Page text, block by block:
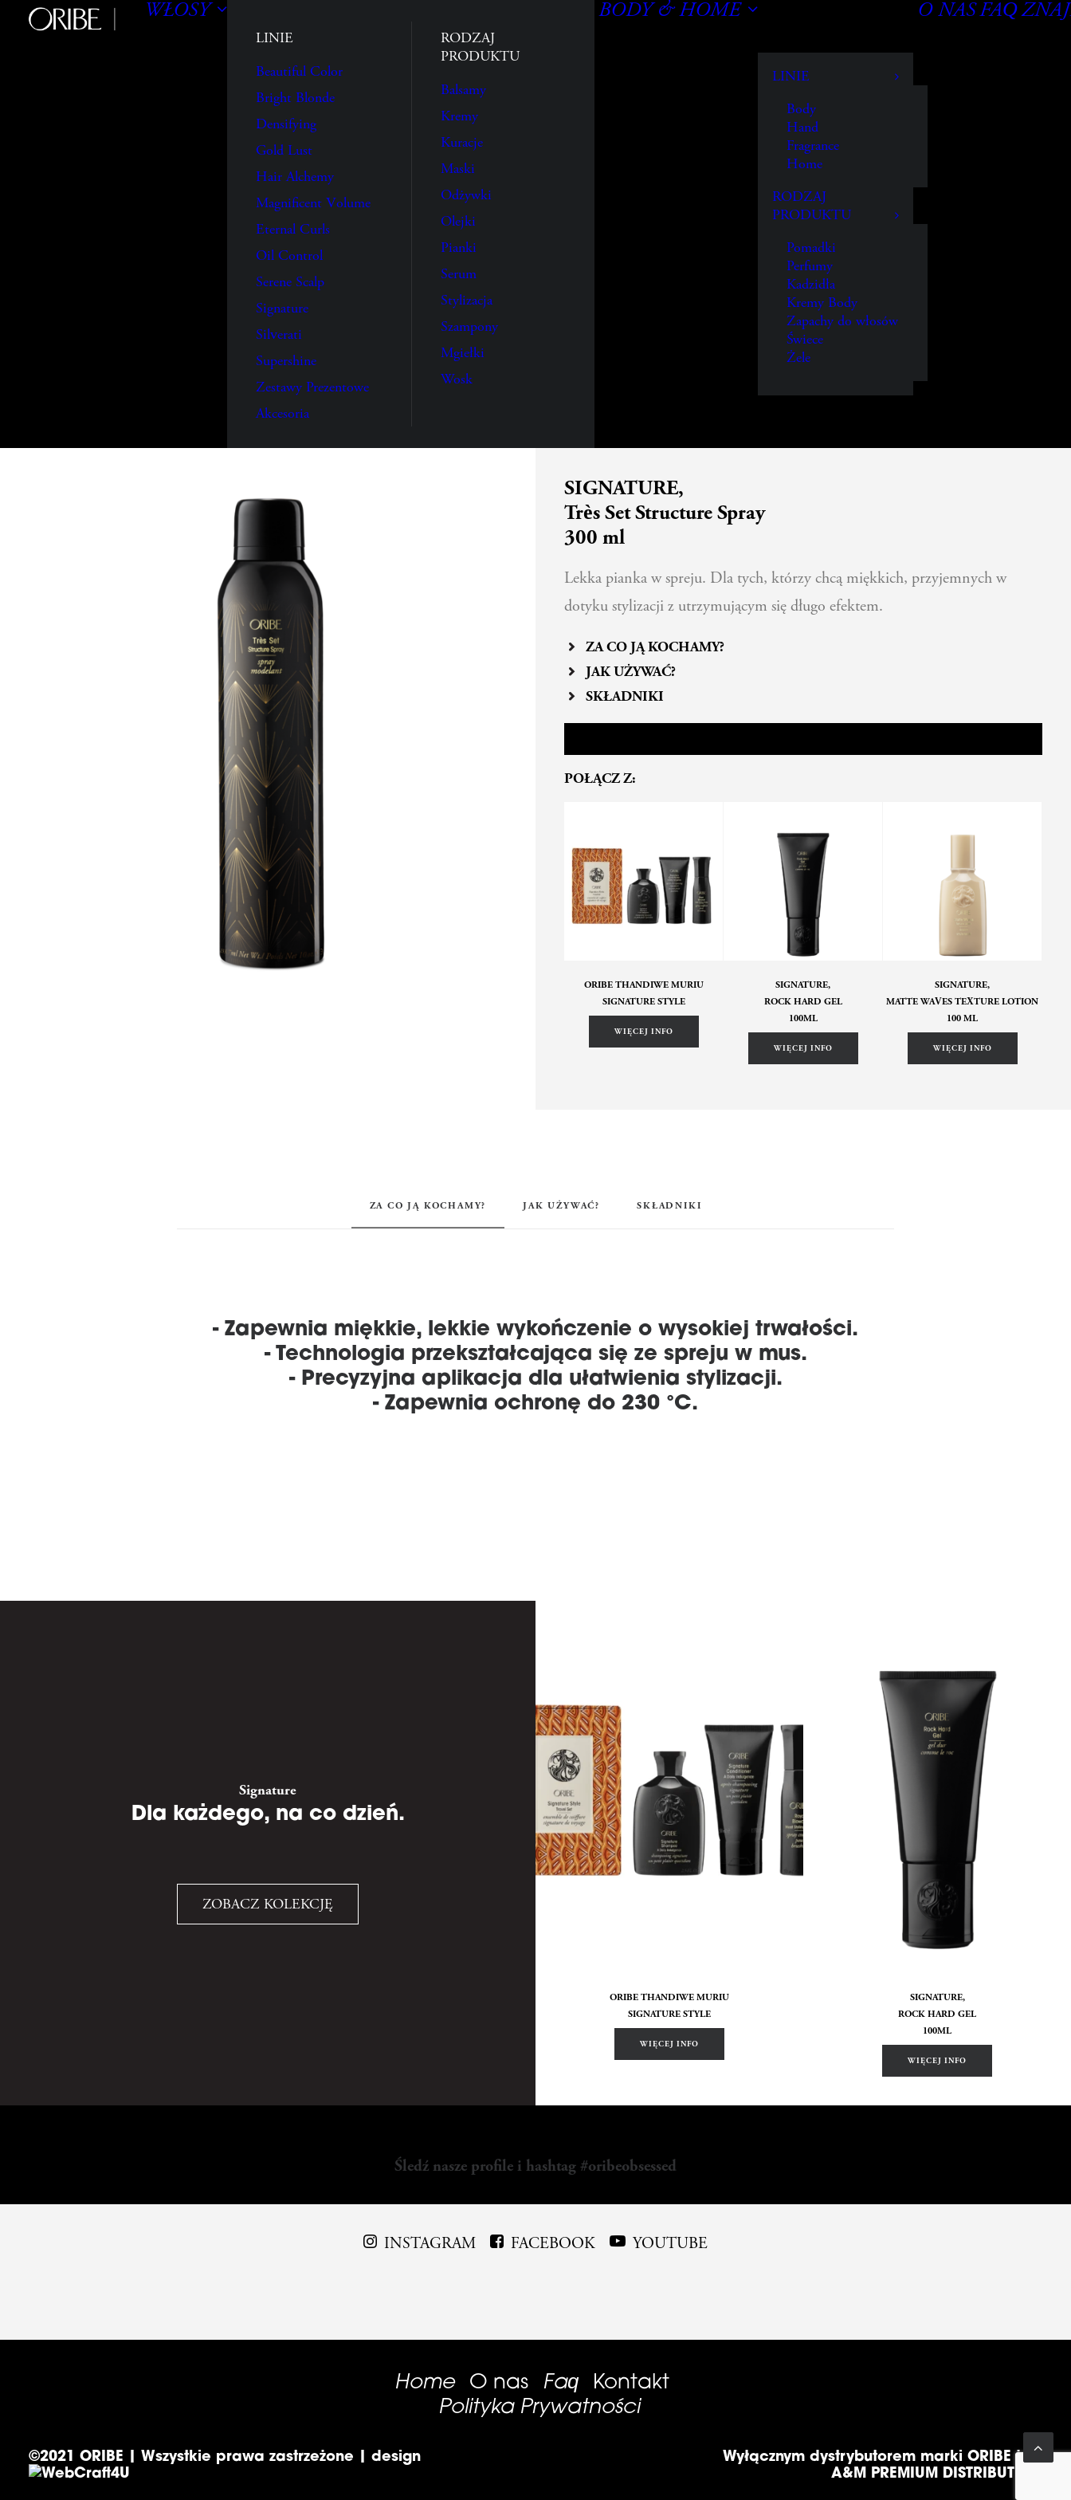
WŁOSY
LINIE
Beautiful Color
Bright Blonde
Densifying
Gold Lust
Hair Alchemy
Magnificent Volume
Eternal Curls
Oil Control
Serene Scalp
Signature
Silverati
Supershine
Zestawy Prezentowe
Akcesoria
RODZAJ
PRODUKTU
Balsamy
Kremy
Kuracje
Maski
Odżywki
Olejki
Pianki
Serum
Stylizacja
Szampony
Mgiełki
Wosk
BODY & HOME
LINIE
Body
Hand
Fragrance
Home
RODZAJ
PRODUKTU
Pomadki
Perfumy
Kadzidła
Kremy Body
Zapachy do włosów
Świece
Żele
O NASFAQ
SIGNATURE,
Très Set Structure Spray
300 ml
Lekka pianka w spreju. Dla tych, którzy chcą miękkich, przyjemnych w
dotyku stylizacji z utrzymującym się długo efektem.
ZA CO JĄ KOCHAMY?
JAK UŻYWAĆ?
SKŁADNIKI
POŁĄCZ Z:
ORIBE THANDIWE MURIU
SIGNATURE STYLE
WIĘCEJ INFO
SIGNATURE,
ROCK HARD GEL
100ML
WIĘCEJ INFO
SIGNATURE,
MATTE WAVES TEXTURE LOTION
100 ML
WIĘCEJ INFO
ZA CO JĄ KOCHAMY? JAK UŻYWAĆ? SKŁADNIKI
- Zapewnia miękkie, lekkie wykończenie o wysokiej trwałości.
- Technologia przekształcająca się ze spreju w mus.
- Precyzyjna aplikacja dla ułatwienia stylizacji.
- Zapewnia ochronę do 230 °C.
Signature
Dla każdego, na co dzień.
ZOBACZ KOLEKCJĘ
ORIBE THANDIWE MURIU
SIGNATURE STYLE
WIĘCEJ INFO
SIGNATURE,
ROCK HARD GEL
100ML
WIĘCEJ INFO
Śledź nasze profile i hashtag #oribeobsessed
INSTAGRAM FACEBOOK YOUTUBE
Home O nas Faq Kontakt
Polityka Prywatności
©2021 ORIBE | Wszystkie prawa zastrzeżone | design
Wyłącznym dystrybutorem marki ORIBE jest
A&M PREMIUM DISTRIBUTION